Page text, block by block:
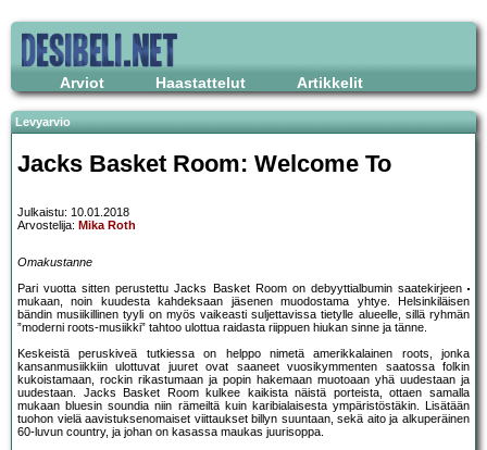
Arviot Haastattelut Artikkelit
Levyarvio
Jacks Basket Room: Welcome To
Julkaistu: 10.01.2018
Arvostelija: Mika Roth
Omakustanne
Pari vuotta sitten perustettu Jacks Basket Room on debyyttialbumin saatekirjeen
mukaan, noin kuudesta kahdeksaan jäsenen muodostama yhtye. Helsinkiläisen
bändin musiikillinen tyyli on myös vaikeasti suljettavissa tietylle alueelle, sillä ryhmän
”moderni roots-musiikki” tahtoo ulottua raidasta riippuen hiukan sinne ja tänne.
Keskeistä peruskiveä tutkiessa on helppo nimetä amerikkalainen roots, jonka
kansanmusiikkiin ulottuvat juuret ovat saaneet vuosikymmenten saatossa folkin
kukoistamaan, rockin rikastumaan ja popin hakemaan muotoaan yhä uudestaan ja
uudestaan. Jacks Basket Room kulkee kaikista näistä porteista, ottaen samalla
mukaan bluesin soundia niin rämeiltä kuin karibialaisesta ympäristöstäkin. Lisätään
tuohon vielä aavistuksenomaiset viittaukset billyn suuntaan, sekä aito ja alkuperäinen
60-luvun country, ja johan on kasassa maukas juurisoppa.